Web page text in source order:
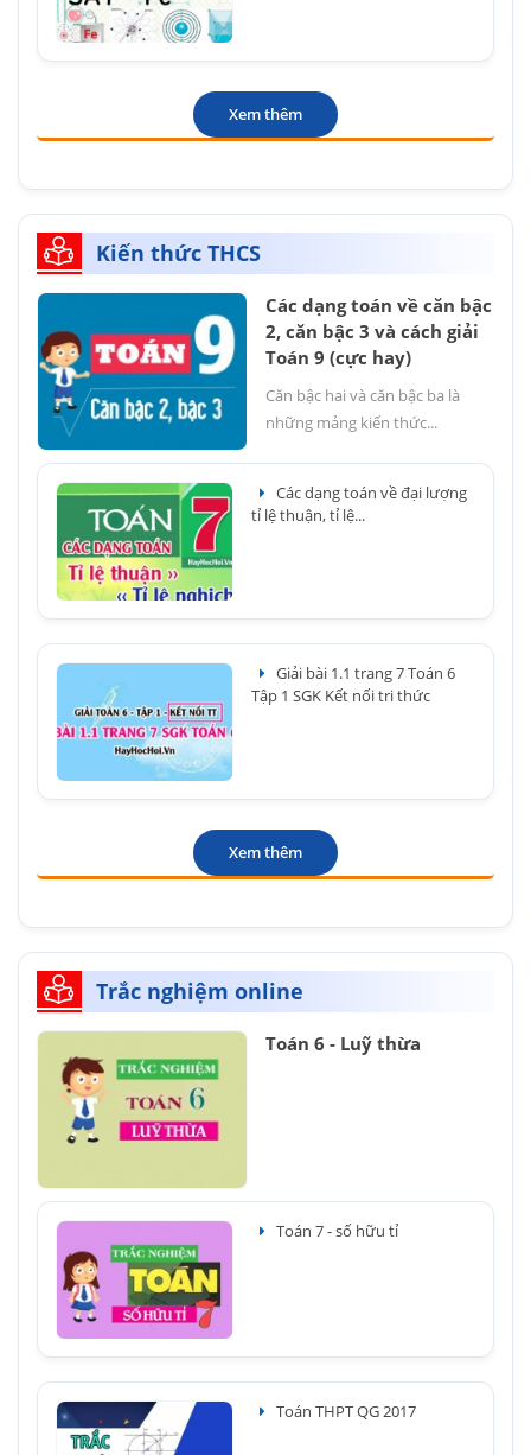
Xem thêm
Kiến thức THCS
Các dạng toán về căn bậc
2, căn bậc 3 và cách giải
Toán 9 (cực hay)
Căn bậc hai và căn bậc ba là
những mảng kiến thức...
Các dạng toán về đại lượng
tỉ lệ thuận, tỉ lệ...
Giải bài 1.1 trang 7 Toán 6
Tập 1 SGK Kết nối tri thức
Xem thêm
Trắc nghiệm online
Toán 6 - Luỹ thừa
Toán 7 - số hữu tỉ
Toán THPT QG 2017